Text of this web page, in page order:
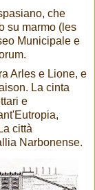
che
su marmo (les
Municipale e
Arles e Lione, e
La cinta
e
città
Narbonense.